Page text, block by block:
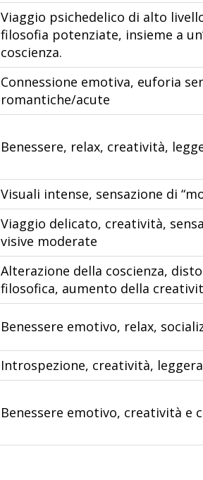
Viaggio psichedelico di alto
filosofia potenziate, insieme a
coscienza.
Connessione emotiva, euforia
romantiche/acute
Benessere, relax, creatività,
Visuali intense, sensazione di
Viaggio delicato, creatività,
visive moderate
Alterazione della coscienza,
filosofica, aumento della
Benessere emotivo, relax,
Introspezione, creatività,
Benessere emotivo, creatività e